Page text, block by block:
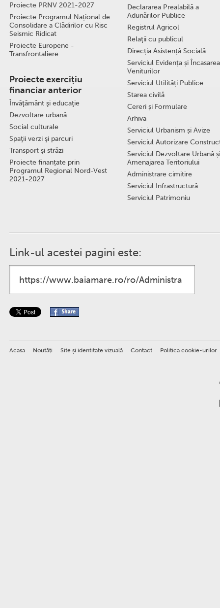
Proiecte PRNV 2021-2027
Proiecte Programul Național de
Consolidare a Clădirilor cu Risc
Seismic Ridicat
Proiecte Europene -
Transfrontaliere
Proiecte exercițiu
financiar anterior
Învăţământ şi educaţie
Dezvoltare urbană
Social culturale
Spaţii verzi şi parcuri
Transport şi străzi
Proiecte finanțate prin
Programul Regional Nord-Vest
2021-2027
Declararea Prealabilă a
Adunărilor Publice
Registrul Agricol
Relaţii cu publicul
Direcția Asistență Socială
Serviciul Evidența și Încasarea
Veniturilor
Serviciul Utilități Publice
Starea civilă
Cereri și Formulare
Arhiva
Serviciul Urbanism și Avize
Serviciul Autorizare
Serviciul Dezvoltare Urbană și
Amenajarea Teritoriului
Administrare cimitire
Serviciul Infrastructură
Serviciul Patrimoniu
Link-ul acestei pagini este:
Acasa Noutăţi Site și identitate vizuală Contact Politica cookie-urilor